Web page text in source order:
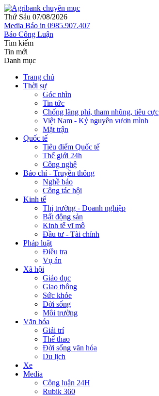
Thứ Sáu 07/08/2026
Media Báo in 0985.907.407
Báo Công Luận
Tìm kiếm
Tin mới
Danh mục
Trang chủ
Thời sự
Góc nhìn
Tin tức
Chống lãng phí, tham nhũng, tiêu cực
Việt Nam - Kỷ nguyên vươn mình
Mặt trận
Quốc tế
Tiêu điểm Quốc tế
Thế giới 24h
Công nghệ
Báo chí - Truyền thông
Nghề báo
Công tác hội
Kinh tế
Thị trường - Doanh nghiệp
Bất động sản
Kinh tế vĩ mô
Đầu tư - Tài chính
Pháp luật
Điều tra
Vụ án
Xã hội
Giáo dục
Giao thông
Sức khỏe
Đời sống
Môi trường
Văn hóa
Giải trí
Thể thao
Đời sống văn hóa
Du lịch
Xe
Media
Công luận 24H
Rubik 360